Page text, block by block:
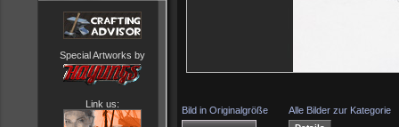
Special Artworks by
Link us:
Bild in Originalgröße Alle Bilder zur Kategorie